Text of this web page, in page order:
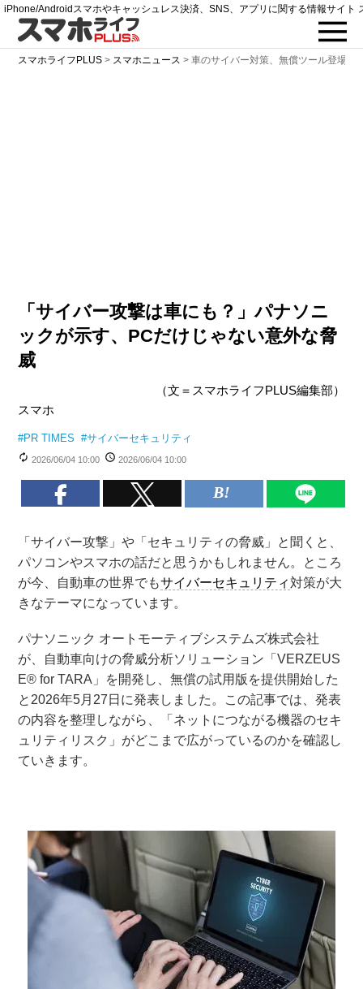
iPhone/Androidスマホやキャッシュレス決済、SNS、アプリに関する情報サイト
スマホライフPLUS > スマホニュース >車のサイバー対策、無償ツール登場
「サイバー攻撃は車にも？」パナソニ
ックが示す、PCだけじゃない意外な脅
威
（文＝スマホライフPLUS編集部）
スマホ
#PR TIMES #サイバーセキュリティ
2026/06/04 10:00 2026/06/04 10:00
「サイバー攻撃」や「セキュリティの脅威」と聞くと、
パソコンやスマホの話だと思うかもしれません。ところ
が今、自動車の世界でもサイバーセキュリティ 対策が大
きなテーマになっています。
パナソニック オートモーティブシステムズ株式会社
が、自動車向けの脅威分析ソリューション「VERZEUS
E® for TARA」を開発し、無償の試用版を提供開始した
と2026年5月27日に発表しました。この記事では、発表
の内容を整理しながら、「ネットにつながる機器のセキ
ュリティリスク」がどこまで広がっているのかを確認し
ていきます。